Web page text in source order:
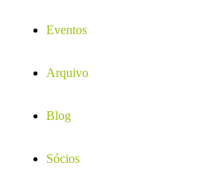
Eventos
Arquivo
Blog
Sócios